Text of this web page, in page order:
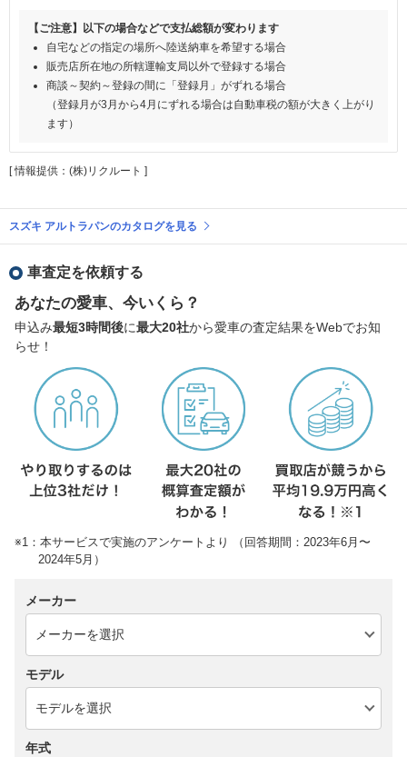
【ご注意】以下の場合などで支払総額が変わります
自宅などの指定の場所へ陸送納車を希望する場合
販売店所在地の所轄運輸支局以外で登録する場合
商談～契約～登録の間に「登録月」がずれる場合
（登録月が3月から4月にずれる場合は自動車税の額が大きく上がり
ます）
[ 情報提供：(株)リクルート ]
スズキ アルトラパンのカタログを見る
車査定を依頼する
あなたの愛車、今いくら？
申込み最短3時間後に最大20社から愛車の査定結果をWebでお知
らせ！
※1：本サービスで実施のアンケートより （回答期間：2023年6月〜
2024年5月）
メーカー
モデル
年式